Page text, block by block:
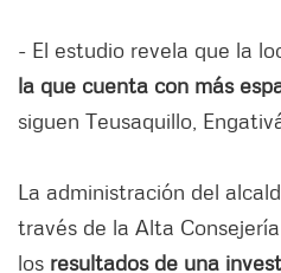
- El estudio revela que la
la que cuenta con más
siguen Teusaquillo,
La administración del
través de la Alta
los resultados de una